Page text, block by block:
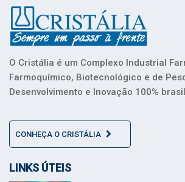
O Cristália é um Complexo Industrial
Farmoquímico, Biotecnológico e de
Desenvolvimento e Inovação 100%
CONHEÇA O CRISTÁLIA
LINKS ÚTEIS